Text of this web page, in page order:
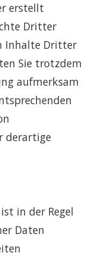
erstellt
Dritter
Inhalte Dritter
Sie trotzdem
aufmerksam
derartige
in der Regel
Daten